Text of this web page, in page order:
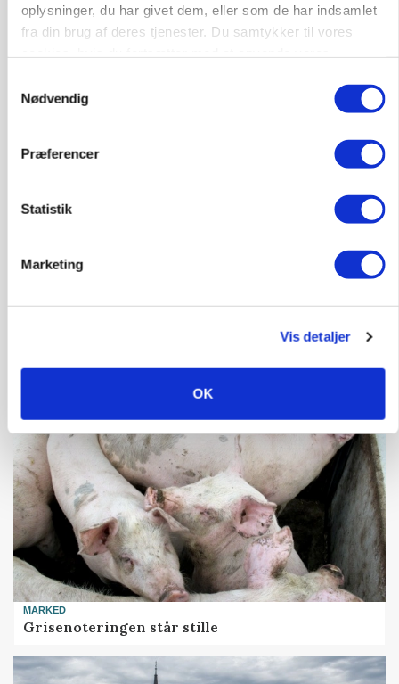
oplysninger, du har givet dem, eller som de har indsamlet
fra din brug af deres tjenester. Du samtykker til vores
Nødvendig
Præferencer
Statistik
Marketing
Vis detaljer
OK
MASKINER
Forserie til selvkørende skårlægger afprøves i år
MARKED
Grisenoteringen står stille